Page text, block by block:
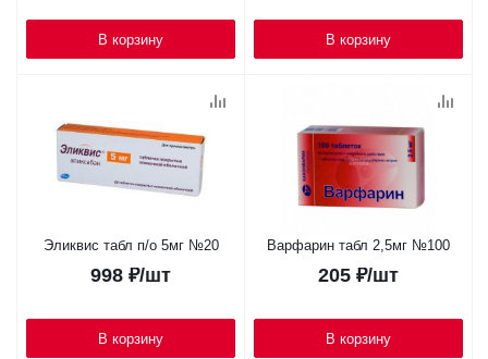
В корзину В корзину
Эликвис табл п/о 5мг №20
998 ₽/шт
В корзину
Варфарин табл 2,5мг №100
205 ₽/шт
В корзину